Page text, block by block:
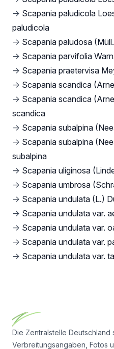
→ Scapania paludicola
paludicola
→ Scapania paludosa
→ Scapania parvifolia
→ Scapania praetervisa
→ Scapania scandica
→ Scapania scandica
scandica
→ Scapania subalpina
→ Scapania subalpina
subalpina
→ Scapania uliginosa
→ Scapania umbrosa
→ Scapania undulata (L.)
→ Scapania undulata var.
→ Scapania undulata var.
→ Scapania undulata var.
→ Scapania undulata var.
Die Zentralstelle Deutschland
Verbreitungsangaben, Fotos